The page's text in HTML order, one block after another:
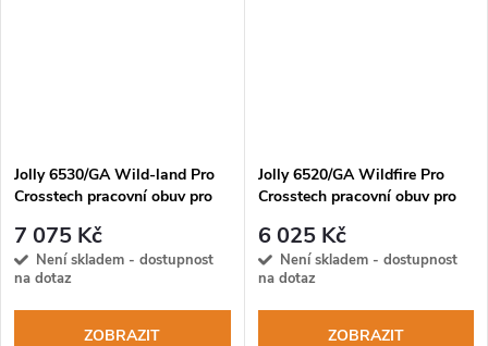
Jolly 6530/GA Wild-land Pro
Crosstech pracovní obuv pro
7 075 Kč
Není skladem - dostupnost
na dotaz
ZOBRAZIT
Jolly 6520/GA Wildfire Pro
Crosstech pracovní obuv pro
15090:2012 F2A HI3 CI AN
SRC
6 025 Kč
Není skladem - dostupnost
na dotaz
ZOBRAZIT